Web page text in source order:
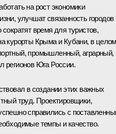
на рост экономики
улучшат связанность городов
время для туристов,
курорты Крыма и Кубани, в целом
промышленный, аграрный,
регионов Юга России.
в создании этих важных
труд. Проектировщики,
справились с
темпы и качество.